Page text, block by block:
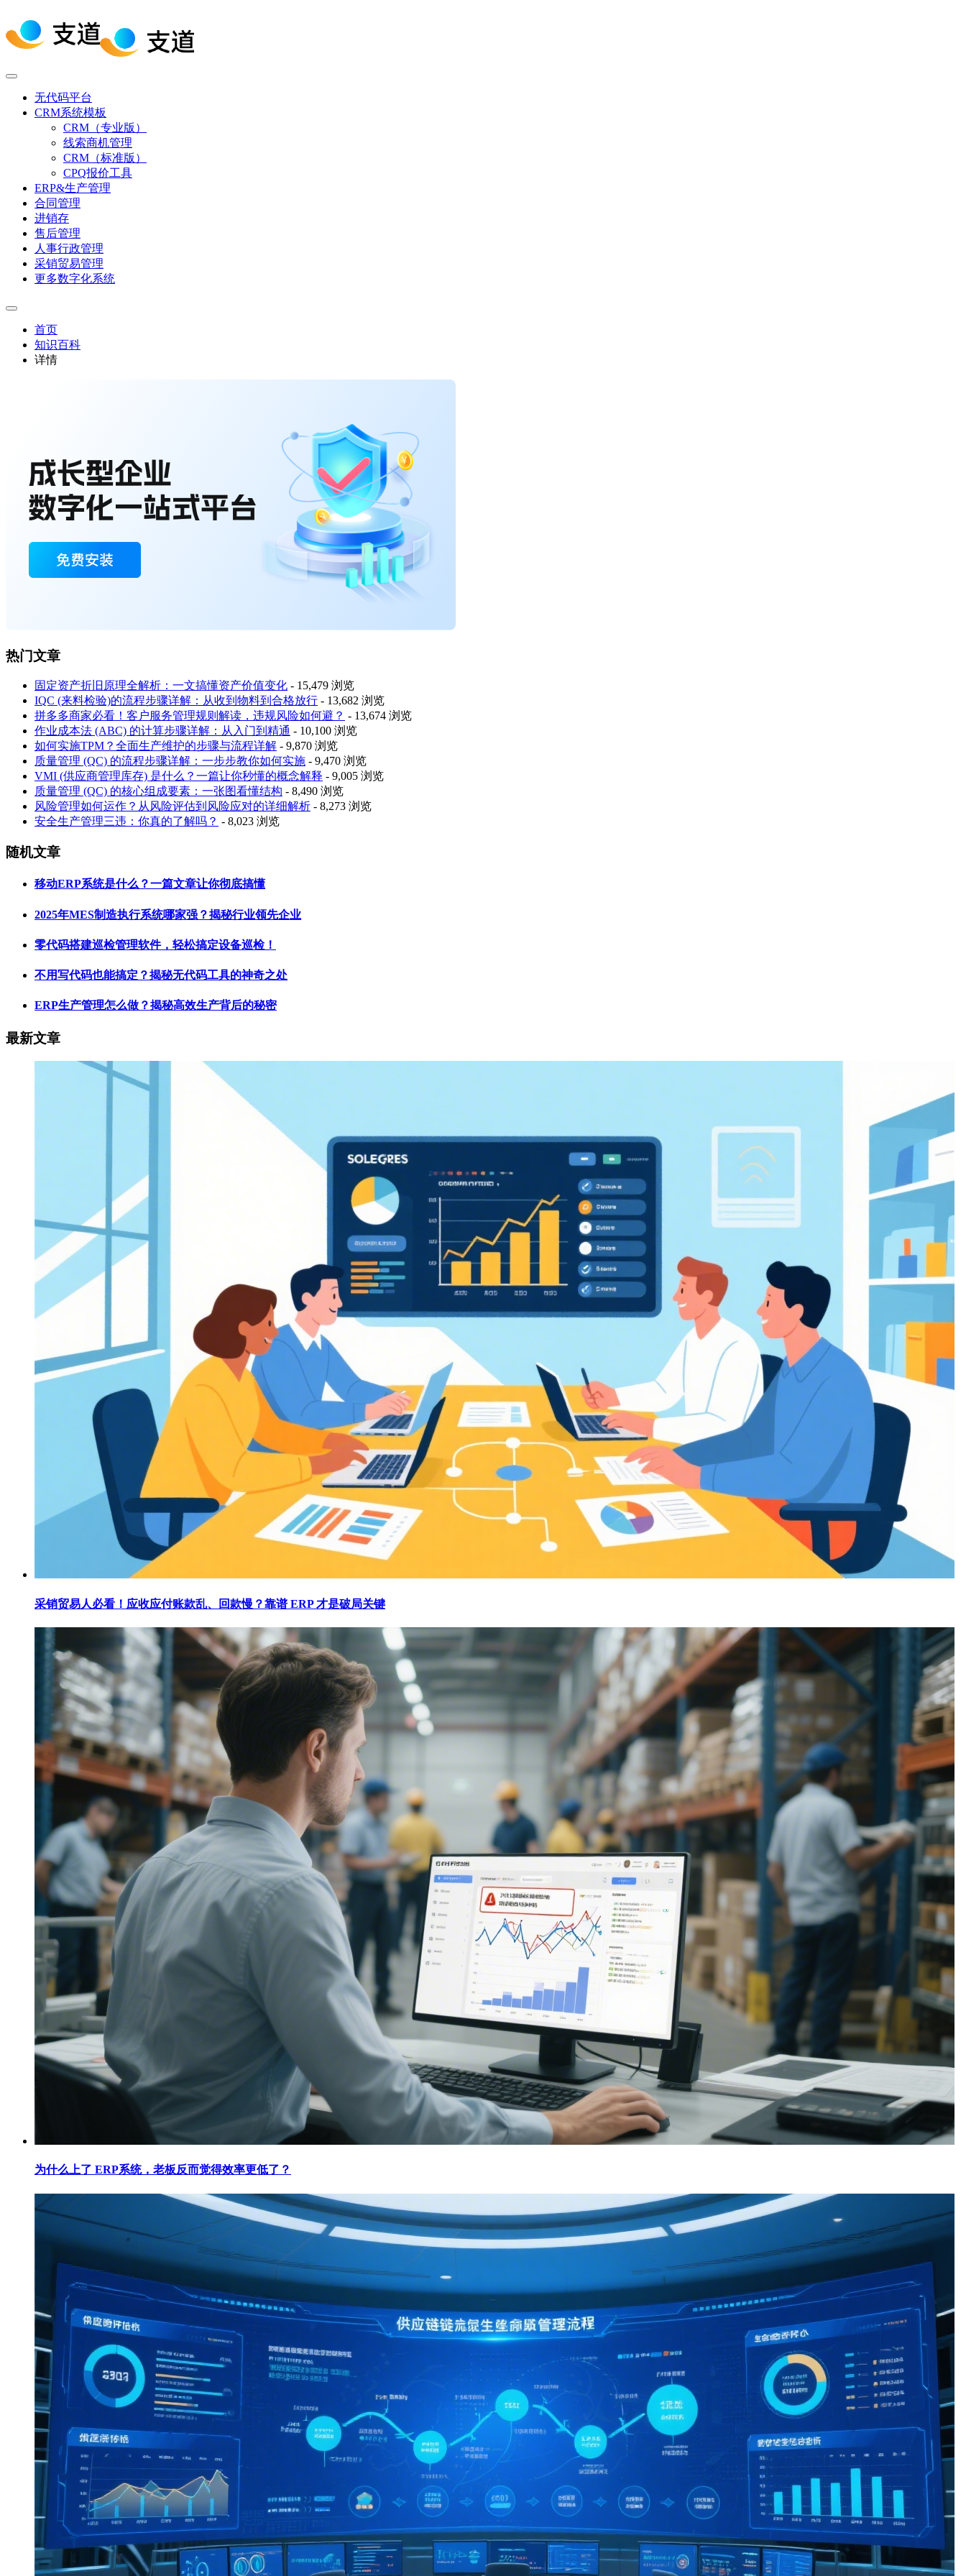
无代码平台
CRM系统模板
CRM（专业版）
线索商机管理
CRM（标准版）
CPQ报价工具
ERP&生产管理
合同管理
进销存
售后管理
人事行政管理
采销贸易管理
更多数字化系统
首页
知识百科
详情
热门文章
固定资产折旧原理全解析：一文搞懂资产价值变化 - 15,479 浏览
IQC (来料检验)的流程步骤详解：从收到物料到合格放行 - 13,682 浏览
拼多多商家必看！客户服务管理规则解读，违规风险如何避？ - 13,674 浏览
作业成本法 (ABC) 的计算步骤详解：从入门到精通 - 10,100 浏览
如何实施TPM？全面生产维护的步骤与流程详解 - 9,870 浏览
质量管理 (QC) 的流程步骤详解：一步步教你如何实施 - 9,470 浏览
VMI (供应商管理库存) 是什么？一篇让你秒懂的概念解释 - 9,005 浏览
质量管理 (QC) 的核心组成要素：一张图看懂结构 - 8,490 浏览
风险管理如何运作？从风险评估到风险应对的详细解析 - 8,273 浏览
安全生产管理三违：你真的了解吗？ - 8,023 浏览
随机文章
移动ERP系统是什么？一篇文章让你彻底搞懂
2025年MES制造执行系统哪家强？揭秘行业领先企业
零代码搭建巡检管理软件，轻松搞定设备巡检！
不用写代码也能搞定？揭秘无代码工具的神奇之处
ERP生产管理怎么做？揭秘高效生产背后的秘密
最新文章
采销贸易人必看！应收应付账款乱、回款慢？靠谱 ERP 才是破局关键
为什么上了 ERP系统，老板反而觉得效率更低了？